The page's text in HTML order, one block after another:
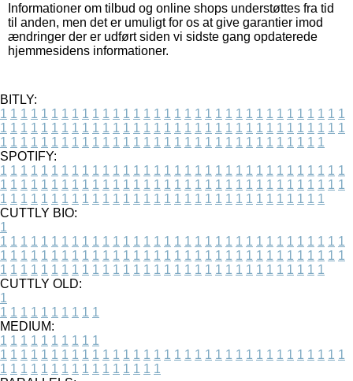
Informationer om tilbud og online shops understøttes fra tid
til anden, men det er umuligt for os at give garantier imod
ændringer der er udført siden vi sidste gang opdaterede
hjemmesidens informationer.
BITLY:
1 1 1 1 1 1 1 1 1 1 1 1 1 1 1 1 1 1 1 1 1 1 1 1 1 1 1 1 1 1 1 1 1 1
1 1 1 1 1 1 1 1 1 1 1 1 1 1 1 1 1 1 1 1 1 1 1 1 1 1 1 1 1 1 1 1 1 1
1 1 1 1 1 1 1 1 1 1 1 1 1 1 1 1 1 1 1 1 1 1 1 1 1 1 1 1 1 1 1 1
SPOTIFY:
1 1 1 1 1 1 1 1 1 1 1 1 1 1 1 1 1 1 1 1 1 1 1 1 1 1 1 1 1 1 1 1 1 1
1 1 1 1 1 1 1 1 1 1 1 1 1 1 1 1 1 1 1 1 1 1 1 1 1 1 1 1 1 1 1 1 1 1
1 1 1 1 1 1 1 1 1 1 1 1 1 1 1 1 1 1 1 1 1 1 1 1 1 1 1 1 1 1 1 1
CUTTLY BIO:
1
1 1 1 1 1 1 1 1 1 1 1 1 1 1 1 1 1 1 1 1 1 1 1 1 1 1 1 1 1 1 1 1 1 1
1 1 1 1 1 1 1 1 1 1 1 1 1 1 1 1 1 1 1 1 1 1 1 1 1 1 1 1 1 1 1 1 1 1
1 1 1 1 1 1 1 1 1 1 1 1 1 1 1 1 1 1 1 1 1 1 1 1 1 1 1 1 1 1 1 1
CUTTLY OLD:
1
1 1 1 1 1 1 1 1 1 1
MEDIUM:
1 1 1 1 1 1 1 1 1 1
1 1 1 1 1 1 1 1 1 1 1 1 1 1 1 1 1 1 1 1 1 1 1 1 1 1 1 1 1 1 1 1 1 1
1 1 1 1 1 1 1 1 1 1 1 1 1 1 1 1